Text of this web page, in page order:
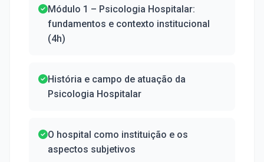
Módulo 1 – Psicologia Hospitalar:
fundamentos e contexto institucional
(4h)
História e campo de atuação da
Psicologia Hospitalar
O hospital como instituição e os
aspectos subjetivos